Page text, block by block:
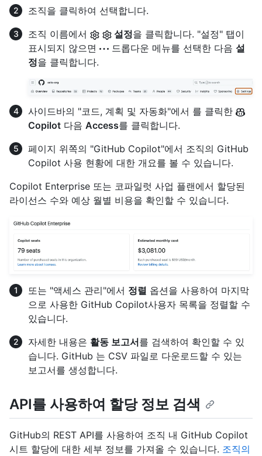
조직을 클릭하여 선택합니다.
조직 이름에서
설정을 클릭합니다. "설정" 탭이
표시되지 않으면
드롭다운 메뉴를 선택한 다음 설
정을 클릭합니다.
사이드바의 "코드, 계획 및 자동화"에서 를 클릭한
Copilot 다음 Access를 클릭합니다.
페이지 위쪽의 "GitHub Copilot"에서 조직의 GitHub
Copilot 사용 현황에 대한 개요를 볼 수 있습니다.
Copilot Enterprise 또는 코파일럿 사업 플랜에서 할당된
라이선스 수와 예상 월별 비용을 확인할 수 있습니다.
또는 "액세스 관리"에서 정렬 옵션을 사용하여 마지막
으로 사용한 GitHub Copilot사용자 목록을 정렬할 수
있습니다.
자세한 내용은 활동 보고서를 검색하여 확인할 수 있
습니다. GitHub 는 CSV 파일로 다운로드할 수 있는
보고서를 생성합니다.
API를 사용하여 할당 정보 검색
GitHub의 REST API를 사용하여 조직 내 GitHub Copilot
시트 할당에 대한 세부 정보를 가져올 수 있습니다. 조직의